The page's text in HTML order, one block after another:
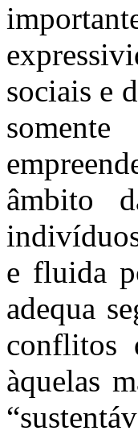
sociais e
âmbito
e fluida
adequa
conflitos
àquelas